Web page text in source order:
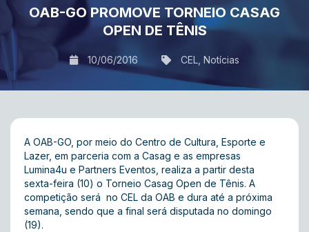
OAB-GO PROMOVE TORNEIO CASAG
OPEN DE TÊNIS
10/06/2016 CEL Notícias
A OAB-GO, por meio do Centro de Cultura, Esporte e
Lazer, em parceria com a Casag e as empresas
Lumina4u e Partners Eventos, realiza a partir desta
sexta-feira (10) o Torneio Casag Open de Tênis. A
competição será no CEL da OAB e dura até a próxima
semana, sendo que a final será disputada no domingo
(19).